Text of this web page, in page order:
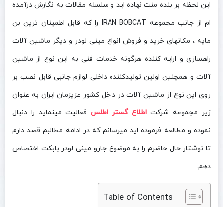
این لحظه بر بنده منت نهاده اید و سلسله مقالات به نگارش درآمده
ام از جانب مجموعه IRAN BOBCAT را که قابل اطمینان ترین بن
مایه ، مکانهای خرید و فروش انواع مینی لودر و دیگر ماشین آلات
راهسازی و ارایه کننده هرگونه خدمات فنی به این نوع از ماشین
آلات و همچنین اولین تولیدکننده داخلی لوازم جانبی قابل نصب بر
روی این نوع از ماشین آلات در داخل کشور عزیزمان ایران به عنوان
زیر مجموعه شرکتاطلاع گستر اطلسفعالیت مینماید را دنبال
نموده و مطالعه فرموده اید میرسانم که در ادامه مطالبم قصد دارم
تا نوشتار حال حاضرم را به موضوع جارو مینی لودر بابکت اختصاص
دهم.
Table of Contents